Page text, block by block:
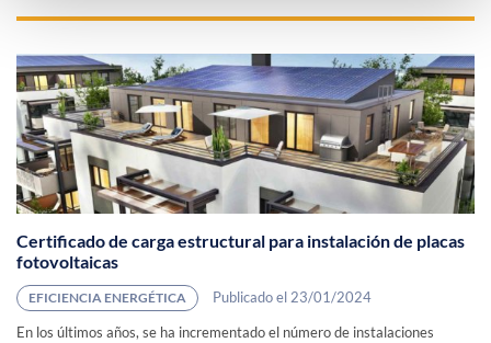
Certificado de carga estructural para instalación de placas
fotovoltaicas
EFICIENCIA ENERGÉTICA
Publicado el 23/01/2024
En los últimos años, se ha incrementado el número de instalaciones